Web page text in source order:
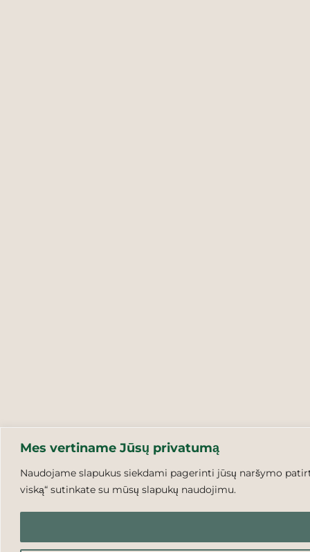
Mes vertiname Jūsų privatumą
Naudojame slapukus siekdami pagerinti jūsų naršymo
viską“ sutinkate su mūsų slapukų naudojimu.